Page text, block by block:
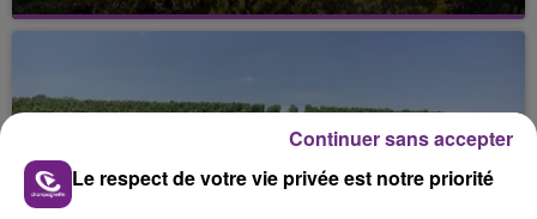
La vendange en Champagne a débuté ce jeudi 6
août dans la commune de Montgueux (Aube). Du
Le respect de votre vie privée est notre priorité
Continuer sans accepter